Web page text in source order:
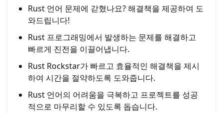
Rust 언어 문제에 갇혔나요? 해결책을 제공하여 도
와드립니다!
Rust 프로그래밍에서 발생하는 문제를 해결하고
빠르게 진전을 이끌어냅니다.
Rust Rockstar가 빠르고 효율적인 해결책을 제시
하여 시간을 절약하도록 도와줍니다.
Rust 언어의 어려움을 극복하고 프로젝트를 성공
적으로 마무리할 수 있도록 돕습니다.